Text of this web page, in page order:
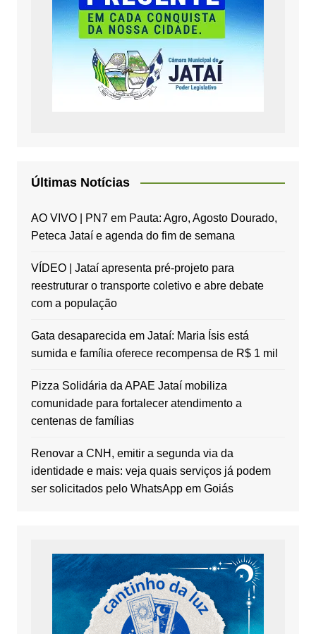
Últimas Notícias
AO VIVO | PN7 em Pauta: Agro, Agosto Dourado,
Peteca Jataí e agenda do fim de semana
VÍDEO | Jataí apresenta pré-projeto para
reestruturar o transporte coletivo e abre debate
com a população
Gata desaparecida em Jataí: Maria Ísis está
sumida e família oferece recompensa de R$ 1 mil
Pizza Solidária da APAE Jataí mobiliza
comunidade para fortalecer atendimento a
centenas de famílias
Renovar a CNH, emitir a segunda via da
identidade e mais: veja quais serviços já podem
ser solicitados pelo WhatsApp em Goiás